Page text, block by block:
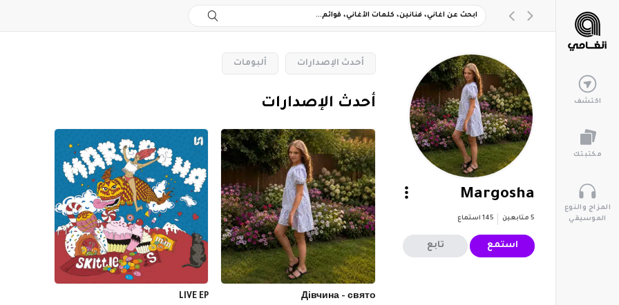
اكتشف
مكتبتك
المزاج والنوع
الموسيقي
Margosha
5 متابعين 145 استماع
استمع تابع
‏أحدث الإصدارات ‏ألبومات
‏أحدث الإصدارات
Дівчина - свято
LIVE EP